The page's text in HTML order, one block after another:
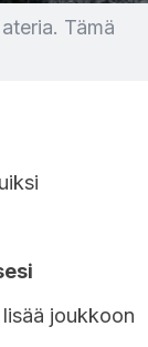
Tämä
joukkoon